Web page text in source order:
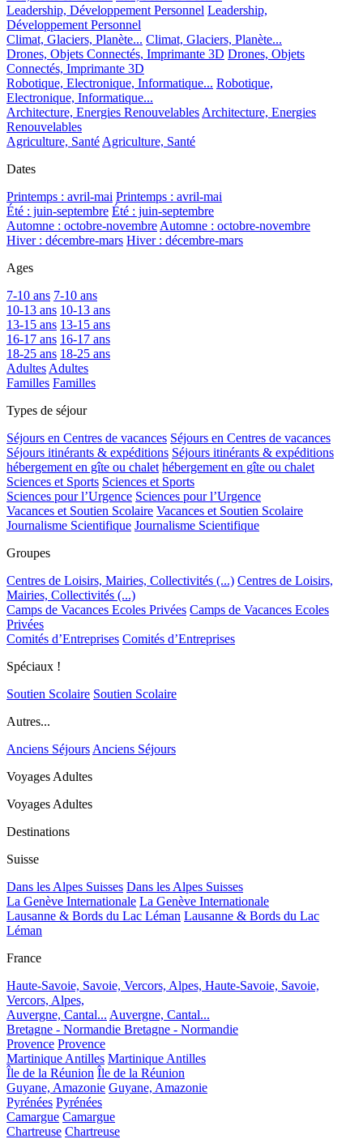
Leadership, Développement Personnel Leadership,
Développement Personnel
Climat, Glaciers, Planète... Climat, Glaciers, Planète...
Drones, Objets Connectés, Imprimante 3D Drones, Objets
Connectés, Imprimante 3D
Robotique, Electronique, Informatique... Robotique,
Electronique, Informatique...
Architecture, Energies RenouvelablesArchitecture, Energies
Renouvelables
Agriculture, SantéAgriculture, Santé
Dates
Printemps : avril-mai Printemps : avril-mai
Été : juin-septembre Été : juin-septembre
Automne : octobre-novembreAutomne : octobre-novembre
Hiver : décembre-mars Hiver : décembre-mars
Ages
7-10 ans 7-10 ans
10-13 ans 10-13 ans
13-15 ans 13-15 ans
16-17 ans 16-17 ans
18-25 ans 18-25 ans
AdultesAdultes
Familles Familles
Types de séjour
Séjours en Centres de vacances Séjours en Centres de vacances
Séjours itinérants & expéditions Séjours itinérants & expéditions
hébergement en gîte ou chalet hébergement en gîte ou chalet
Sciences et Sports Sciences et Sports
Sciences pour l’Urgence Sciences pour l’Urgence
Vacances et Soutien Scolaire Vacances et Soutien Scolaire
Journalisme Scientifique Journalisme Scientifique
Groupes
Centres de Loisirs, Mairies, Collectivités (...) Centres de Loisirs,
Mairies, Collectivités (...)
Camps de Vacances Ecoles Privées Camps de Vacances Ecoles
Privées
Comités d’Entreprises Comités d’Entreprises
Spéciaux !
Soutien Scolaire Soutien Scolaire
Autres...
Anciens SéjoursAnciens Séjours
Voyages Adultes
Voyages Adultes
Destinations
Suisse
Dans les Alpes Suisses Dans les Alpes Suisses
La Genève Internationale La Genève Internationale
Lausanne & Bords du Lac Léman Lausanne & Bords du Lac
Léman
France
Haute-Savoie, Savoie, Vercors, Alpes, Haute-Savoie, Savoie,
Vercors, Alpes,
Auvergne, Cantal... Auvergne, Cantal...
Bretagne - Normandie Bretagne - Normandie
Provence Provence
Martinique Antilles Martinique Antilles
Île de la Réunion Île de la Réunion
Guyane, Amazonie Guyane, Amazonie
Pyrénées Pyrénées
Camargue Camargue
Chartreuse Chartreuse